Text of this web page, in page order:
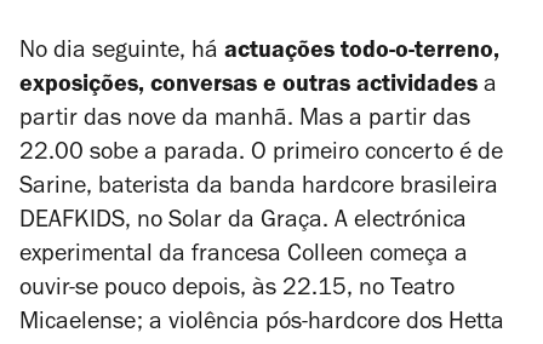
No dia seguinte, há actuações todo-o-terreno,
exposições, conversas e outras actividades a
partir das nove da manhã. Mas a partir das
22.00 sobe a parada. O primeiro concerto é de
Sarine, baterista da banda hardcore brasileira
DEAFKIDS, no Solar da Graça. A electrónica
experimental da francesa Colleen começa a
ouvir-se pouco depois, às 22.15, no Teatro
Micaelense; a violência pós-hardcore dos Hetta